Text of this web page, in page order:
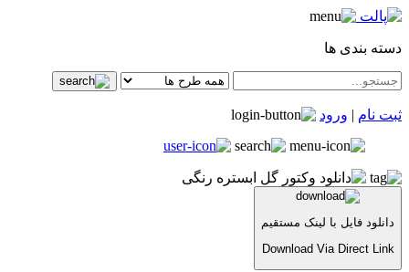
دسته بندی ها
ثبت نام | ورود
دانلود فایل با لینک مستقیم
Download Via Direct Link